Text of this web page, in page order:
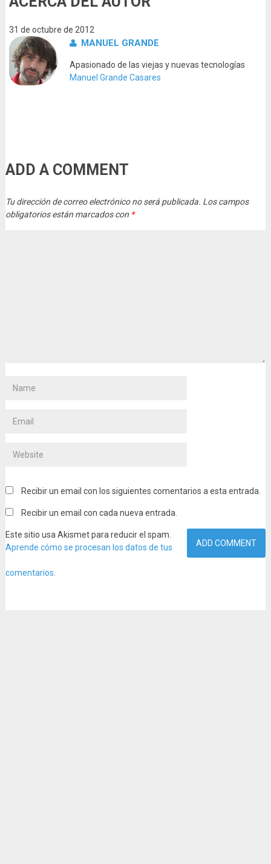
31 de octubre de 2012
MANUEL GRANDE
Apasionado de las viejas y nuevas tecnologías
Manuel Grande Casares
ADD A COMMENT
Tu dirección de correo electrónico no será publicada. Los campos
obligatorios están marcados con *
Recibir un email con los siguientes comentarios a esta entrada.
Recibir un email con cada nueva entrada.
Este sitio usa Akismet para reducir el spam.
Aprende cómo se procesan los datos de tus
comentarios